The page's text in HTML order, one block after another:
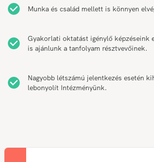
Munka és család mellett is könnyen
Gyakorlati oktatást igénylő képzéseink
is ajánlunk a tanfolyam résztvevőinek.
Nagyobb létszámú jelentkezés esetén
lebonyolít Intézményünk.